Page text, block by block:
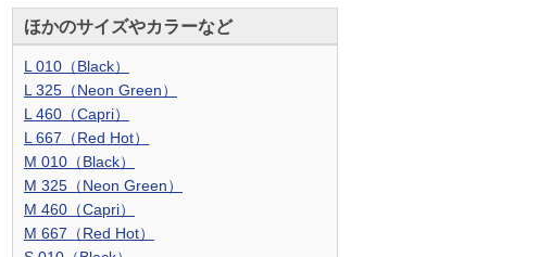
ほかのサイズやカラーなど
L 010（Black）
L 325（Neon Green）
L 460（Capri）
L 667（Red Hot）
M 010（Black）
M 325（Neon Green）
M 460（Capri）
M 667（Red Hot）